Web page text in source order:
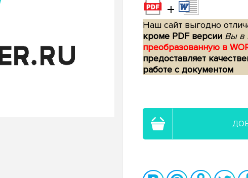
+
Наш сайт выгодно
кроме PDF версии Вы в
преобразованную в
предоставляет
работе с документом